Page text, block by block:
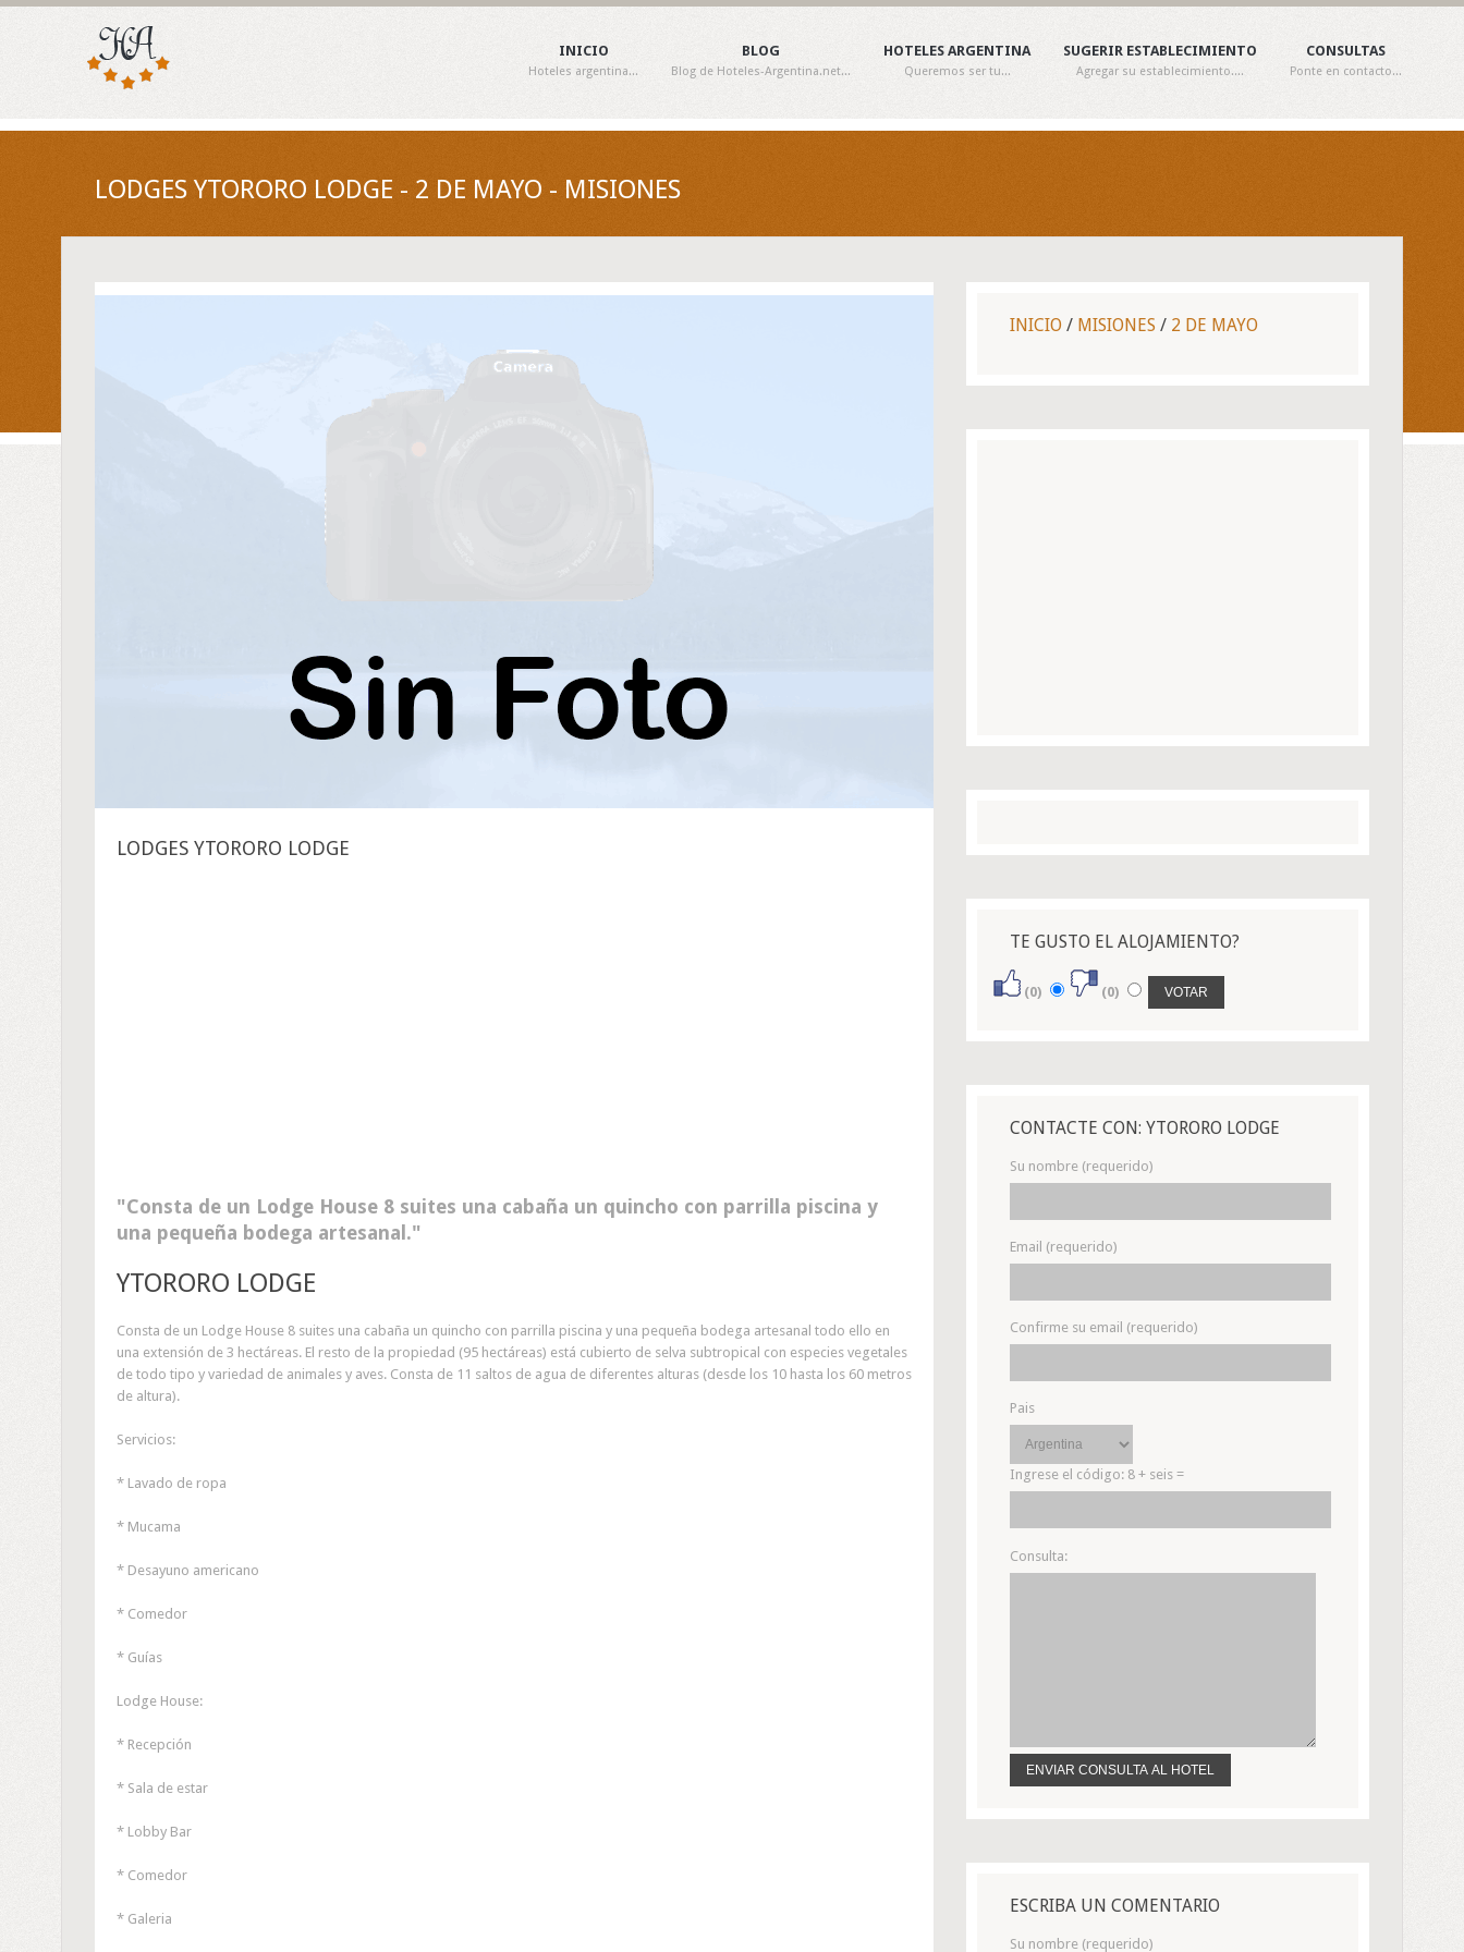
INICIO
Hoteles argentina...
BLOG
Blog de Hoteles-Argentina.net...
HOTELES ARGENTINA
Queremos ser tu...
SUGERIR ESTABLECIMIENTO
Agregar su establecimiento....
CONSULTAS
Ponte en contacto...
LODGES YTORORO LODGE - 2 DE MAYO - MISIONES
LODGES YTORORO LODGE
Consta de un Lodge House 8 suites una cabaña un quincho con parrilla piscina y
una pequeña bodega artesanal.
YTORORO LODGE
Consta de un Lodge House 8 suites una cabaña un quincho con parrilla piscina y una pequeña bodega artesanal todo ello en
una extensión de 3 hectáreas. El resto de la propiedad (95 hectáreas) está cubierto de selva subtropical con especies vegetales
de todo tipo y variedad de animales y aves. Consta de 11 saltos de agua de diferentes alturas (desde los 10 hasta los 60 metros
de altura).
Servicios:
* Lavado de ropa
* Mucama
* Desayuno americano
* Comedor
* Guías
Lodge House:
* Recepción
* Sala de estar
* Lobby Bar
* Comedor
* Galeria
INICIO / MISIONES / 2 DE MAYO
TE GUSTO EL ALOJAMIENTO?
(0) (0)
CONTACTE CON: YTORORO LODGE
Su nombre (requerido)
Email (requerido)
Confirme su email (requerido)
Pais
Ingrese el código: 8 + seis =
Consulta:
ESCRIBA UN COMENTARIO
Su nombre (requerido)